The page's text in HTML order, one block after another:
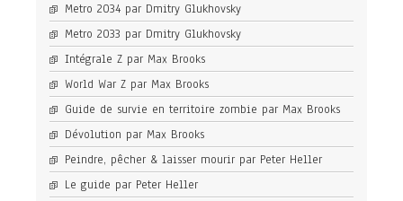
Metro 2034 par Dmitry Glukhovsky
Metro 2033 par Dmitry Glukhovsky
Intégrale Z par Max Brooks
World War Z par Max Brooks
Guide de survie en territoire zombie par Max Brooks
Dévolution par Max Brooks
Peindre, pêcher & laisser mourir par Peter Heller
Le guide par Peter Heller